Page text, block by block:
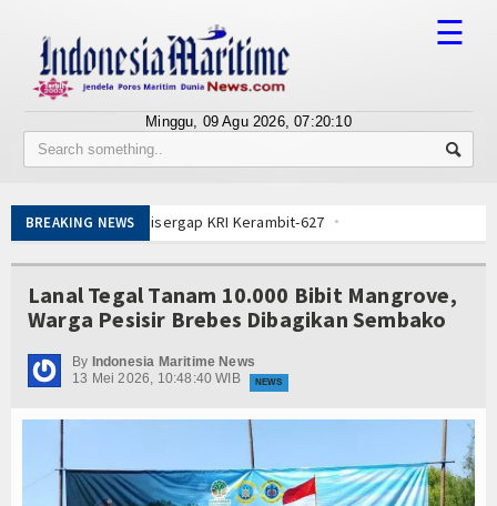
Tentang Kami
Berita
BUMN
Editorial
Edukasi
Ekspose
☰
Minggu, 09 Agu 2026,07:20:10
BREAKING NEWS
Sun Disergap KRI Kerambit-627
KKP Terapkan Mekanisme Berlapis
Lancar dan Sukses
Menhan RI, Panglima TNI dan Kepala Staf Angkatan
Getarkan Laut Dabo Singkep
Kampung Nelayan Merah Putih
Canggih KRI Golok-688
Sun Disergap KRI Kerambit-627
Lanal Tegal Tanam 10.000 Bibit Mangrove,
Warga Pesisir Brebes Dibagikan Sembako
By Indonesia Maritime News
13 Mei 2026, 10:48:40 WIB
NEWS